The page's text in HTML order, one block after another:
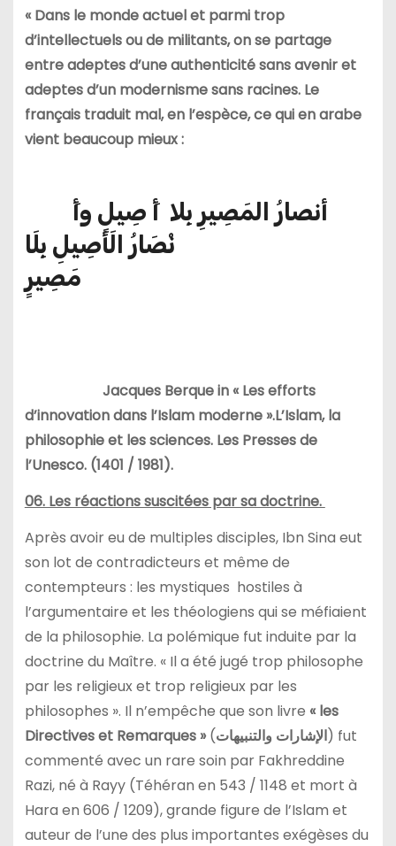
« Dans le monde actuel et parmi trop
d’intellectuels ou de militants, on se partage
entre adeptes d’une authenticité sans avenir et
adeptes d’un modernisme sans racines. Le
français traduit mal, en l’espèce, ce qui en arabe
vient beaucoup mieux :
نْصَارُ الَأصِيلِ بِلَا
Jacques Berque in « Les efforts
d’innovation dans l’Islam moderne ».L’Islam, la
philosophie et les sciences. Les Presses de
l’Unesco. (1401 / 1981).
06. Les réactions suscitées par sa doctrine.
Après avoir eu de multiples disciples, Ibn Sina eut
son lot de contradicteurs et même de
contempteurs : les mystiques hostiles à
l’argumentaire et les théologiens qui se méfiaient
de la philosophie. La polémique fut induite par la
doctrine du Maître. « Il a été jugé trop philosophe
par les religieux et trop religieux par les
philosophes ». Il n’empêche que son livre « les
Directives et Remarques »(الإشارات والتنبيهات) fut
commenté avec un rare soin par Fakhreddine
Razi, né à Rayy (Téhéran en 543 / 1148 et mort à
Hara en 606 / 1209), grande figure de l’Islam et
auteur de l’une des plus importantes exégèses du